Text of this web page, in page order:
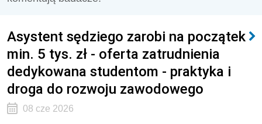
Asystent sędziego zarobi na początek
min. 5 tys. zł - oferta zatrudnienia
dedykowana studentom - praktyka i
droga do rozwoju zawodowego
08 cze 2026